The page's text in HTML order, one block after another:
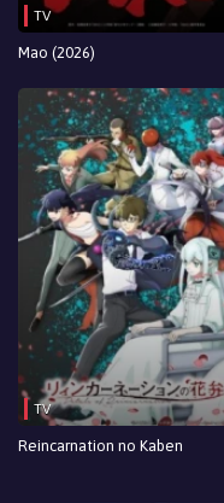
TV
Mao (2026)
TV
Reincarnation no Kaben